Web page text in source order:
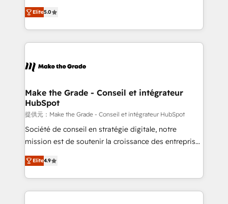
rapidement vos enjeux et intégrons parfaitement
HubSpot dans votre organisation. Pour toute
un échange dédié.
Elite HubSpot Solutions Partner, we specialize in
creating tailored, end-to-end CRM solutions that
accelerate growth, improve operational efficiency,
and ensure faster time to value on HubSpot. What
day one, our team takes the time to deeply
strategies that deliver impactful results. Our mission
is to empower you to unlock HubSpot’s full potential
—faster. Through expert training, unmatched
responsiveness, and ongoing support, we equip
your team to adopt new systems with confidence
customer engagement.
Elite5.0
Make the Grade - Conseil et intégrateur
HubSpot
提供元：Make the Grade - Conseil et intégrateur HubSpot
Société de conseil en stratégie digitale, notre
mission est de soutenir la croissance des entreprises
B2B à travers l’acquisition de nouveaux clients,
l'intégration CRM et le développement des revenus
auprès de vos comptes existants. En France et à
l'international, nous travaillons avec des ETI
Elite4.9